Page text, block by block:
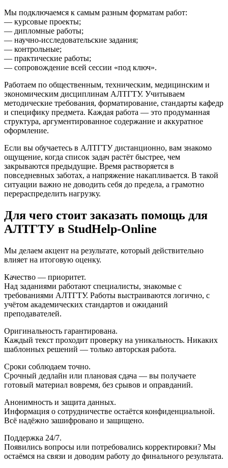
Мы подключаемся к самым разным форматам работ:
— курсовые проекты;
— дипломные работы;
— научно-исследовательские задания;
— контрольные;
— практические работы;
— сопровождение всей сессии «под ключ».
Работаем по общественным, техническим, медицинским и
экономическим дисциплинам АЛТГТУ. Учитываем
методические требования, форматирование, стандарты кафедр
и специфику предмета. Каждая работа — это продуманная
структура, аргументированное содержание и аккуратное
оформление.
Если вы обучаетесь в АЛТГТУ дистанционно, вам знакомо
ощущение, когда список задач растёт быстрее, чем
закрываются предыдущие. Время растворяется в
повседневных заботах, а напряжение накапливается. В такой
ситуации важно не доводить себя до предела, а грамотно
перераспределить нагрузку.
Для чего стоит заказать помощь для
АЛТГТУ в StudHelp-Online
Мы делаем акцент на результате, который действительно
влияет на итоговую оценку.
Качество — приоритет.
Над заданиями работают специалисты, знакомые с
требованиями АЛТГТУ. Работы выстраиваются логично, с
учётом академических стандартов и ожиданий
преподавателей.
Оригинальность гарантирована.
Каждый текст проходит проверку на уникальность. Никаких
шаблонных решений — только авторская работа.
Сроки соблюдаем точно.
Срочный дедлайн или плановая сдача — вы получаете
готовый материал вовремя, без срывов и оправданий.
Анонимность и защита данных.
Информация о сотрудничестве остаётся конфиденциальной.
Всё надёжно зашифровано и защищено.
Поддержка 24/7.
Появились вопросы или потребовались корректировки? Мы
остаёмся на связи и доводим работу до финального результата.